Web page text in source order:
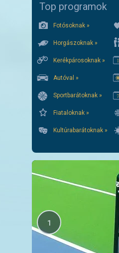
Top programok
Fotósoknak »
Horgászoknak »
Kerékpárosoknak »
Autóval »
Sportbarátoknak »
Fiataloknak »
Kultúrabarátoknak »
1